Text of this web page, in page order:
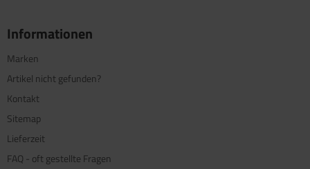
Informationen
Marken
Artikel nicht gefunden?
Kontakt
Sitemap
Lieferzeit
FAQ - oft gestellte Fragen